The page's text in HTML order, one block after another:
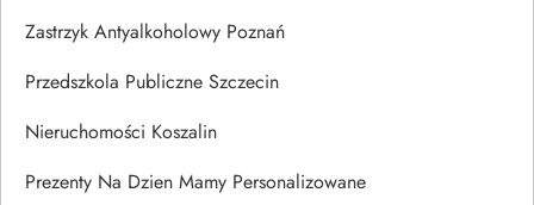
Zastrzyk Antyalkoholowy Poznań
Przedszkola Publiczne Szczecin
Nieruchomości Koszalin
Prezenty Na Dzien Mamy Personalizowane